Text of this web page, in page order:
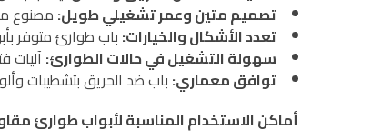
تصميم متين وعمر تشغيلي طويل: مصنوع
تعدد الأشكال والخيارات: باب طوارئ متوفر
سهولة التشغيل في حالات الطوارئ:آليات
توافق معماري: باب ضد الحريق بتشطيبات
أماكن الاستخدام المناسبة لأبواب طوارئ